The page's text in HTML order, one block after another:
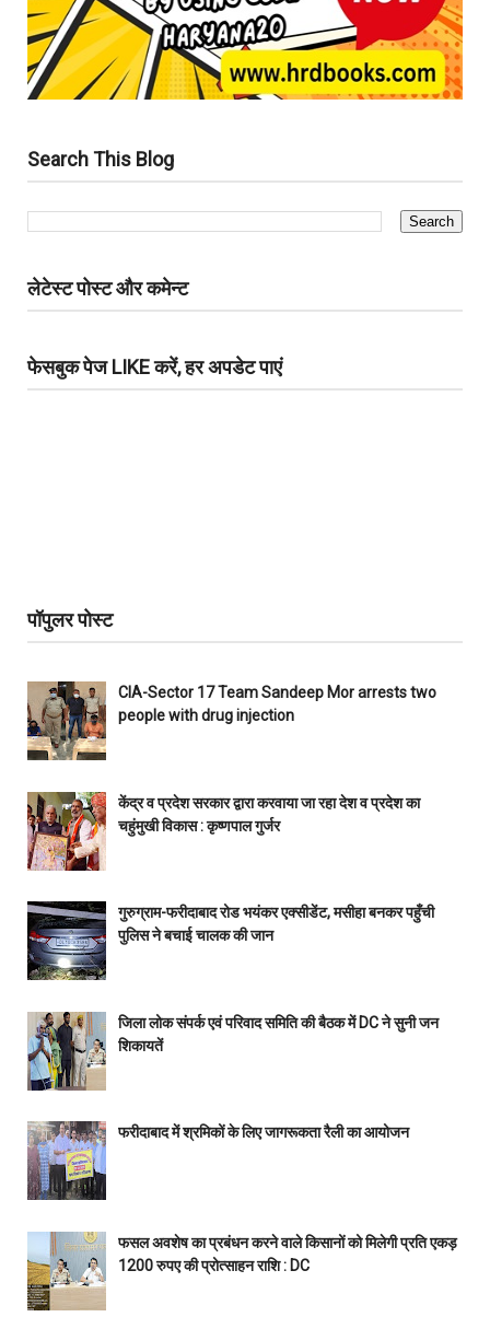
Search This Blog
लेटेस्ट पोस्ट और कमेन्ट
फेसबुक पेज LIKE करें, हर अपडेट पाएं
पॉपुलर पोस्ट
CIA-Sector 17 Team Sandeep Mor arrests two
people with drug injection
केंद्र व प्रदेश सरकार द्वारा करवाया जा रहा देश व प्रदेश का
चहुंमुखी विकास : कृष्णपाल गुर्जर
गुरुग्राम-फरीदाबाद रोड भयंकर एक्सीडेंट, मसीहा बनकर पहुँची
पुलिस ने बचाई चालक की जान
जिला लोक संपर्क एवं परिवाद समिति की बैठक में DC ने सुनी जन
शिकायतें
फरीदाबाद में श्रमिकों के लिए जागरूकता रैली का आयोजन
फसल अवशेष का प्रबंधन करने वाले किसानों को मिलेगी प्रति एकड़
1200 रुपए की प्रोत्साहन राशि : DC